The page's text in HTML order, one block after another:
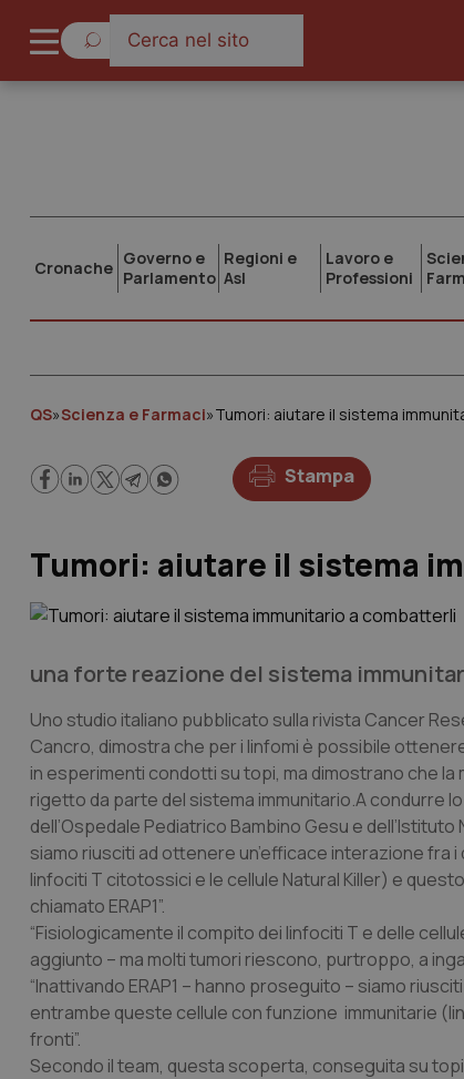
Cronache Governo e
Parlamento
Regioni e
Asl
Lavoro e
Professioni
QS»Scienza e Farmaci»Tumori: aiutare il sistema
Stampa
Tumori: aiutare il sistema
una forte reazione del sistema
Uno studio italiano pubblicato sulla rivista Cancer
Cancro, dimostra che per i linfomi è possibile
in esperimenti condotti su topi, ma dimostrano che
rigetto da parte del sistema immunitario.A condurre
dell’Ospedale Pediatrico Bambino Gesu e
siamo riusciti ad ottenere un’efficace interazione fra
linfociti T citotossici e le cellule Natural Killer) e
chiamato ERAP1”.
“Fisiologicamente il compito dei linfociti T e delle
aggiunto – ma molti tumori riescono, purtroppo, a
“Inattivando ERAP1 – hanno proseguito – siamo
entrambe queste cellule con funzione immunitarie
fronti”.
Secondo il team, questa scoperta, conseguita su